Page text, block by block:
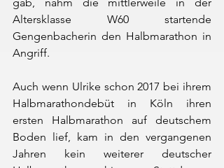
Altersklasse W60 startende
Gengenbacherin den Halbmarathon in
Angriff.
Auch wenn Ulrike schon 2017 bei ihrem
Halbmarathondebüt in Köln ihren
ersten Halbmarathon auf deutschem
Boden lief, kam in den vergangenen
Jahren kein weiterer deutscher